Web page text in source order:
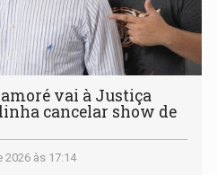
vai à Justiça
cancelar show de
2026 às 17:14